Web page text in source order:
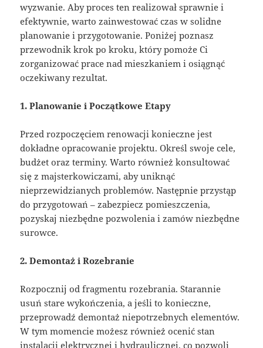
wyzwanie. Aby proces ten realizował sprawnie i
efektywnie, warto zainwestować czas w solidne
planowanie i przygotowanie. Poniżej poznasz
przewodnik krok po kroku, który pomoże Ci
zorganizować prace nad mieszkaniem i osiągnąć
oczekiwany rezultat.
1. Planowanie i Początkowe Etapy
Przed rozpoczęciem renowacji konieczne jest
dokładne opracowanie projektu. Określ swoje cele,
budżet oraz terminy. Warto również konsultować
się z majsterkowiczami, aby uniknąć
nieprzewidzianych problemów. Następnie przystąp
do przygotowań – zabezpiecz pomieszczenia,
pozyskaj niezbędne pozwolenia i zamów niezbędne
surowce.
2. Demontaż i Rozebranie
Rozpocznij od fragmentu rozebrania. Starannie
usuń stare wykończenia, a jeśli to konieczne,
przeprowadź demontaż niepotrzebnych elementów.
W tym momencie możesz również ocenić stan
instalacji elektrycznej i hydraulicznej, co pozwoli